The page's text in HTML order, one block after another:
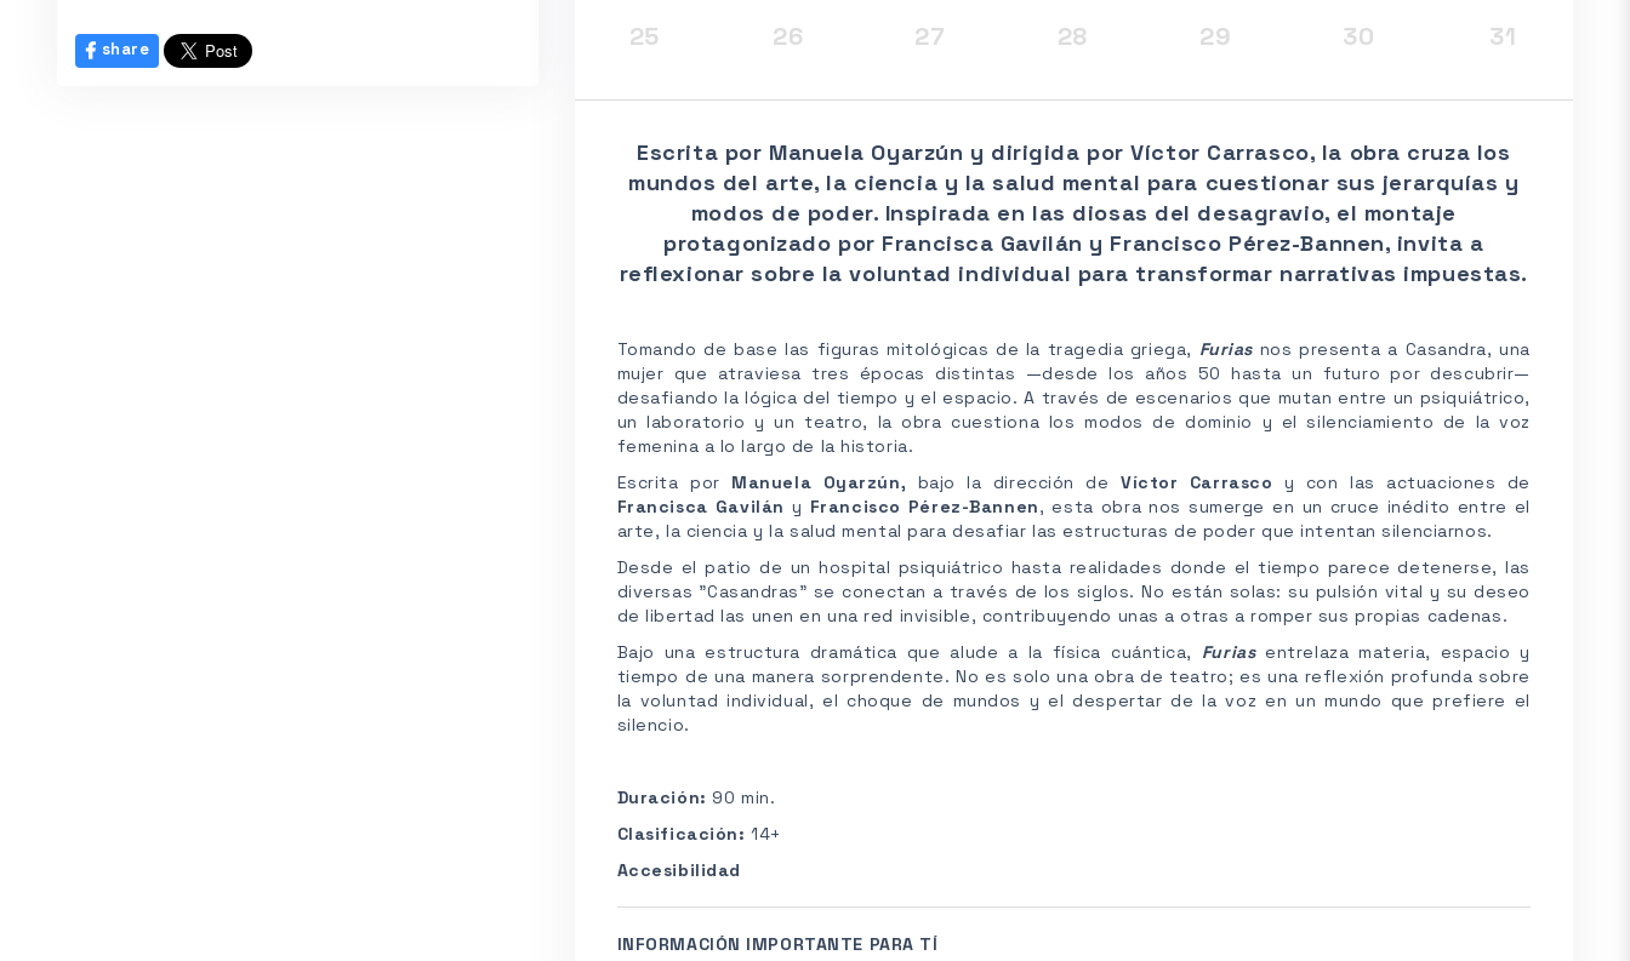
share 25 26 27 28 29 30 31
Escrita por Manuela Oyarzún y dirigida por Víctor Carrasco, la obra cruza los
mundos del arte, la ciencia y la salud mental para cuestionar sus jerarquías y
modos de poder. Inspirada en las diosas del desagravio, el montaje
protagonizado por Francisca Gavilán y Francisco Pérez-Bannen, invita a
reflexionar sobre la voluntad individual para transformar narrativas impuestas.
Tomando de base las figuras mitológicas de la tragedia griega, Furiasnos presenta a Casandra, una
mujer que atraviesa tres épocas distintas —desde los años 50 hasta un futuro por descubrir—
desafiando la lógica del tiempo y el espacio. A través de escenarios que mutan entre un psiquiátrico,
un laboratorio y un teatro, la obra cuestiona los modos de dominio y el silenciamiento de la voz
femenina a lo largo de la historia.
Escrita por Manuela Oyarzún, bajo la dirección deVíctor Carrasco y con las actuaciones de
Francisca Gavilán y Francisco Pérez-Bannen, esta obra nos sumerge en un cruce inédito entre el
arte, la ciencia y la salud mental para desafiar las estructuras de poder que intentan silenciarnos.
Desde el patio de un hospital psiquiátrico hasta realidades donde el tiempo parece detenerse, las
diversas "Casandras" se conectan a través de los siglos. No están solas: su pulsión vital y su deseo
de libertad las unen en una red invisible, contribuyendo unas a otras a romper sus propias cadenas.
Bajo una estructura dramática que alude a la física cuántica, Furiasentrelaza materia, espacio y
tiempo de una manera sorprendente. No es solo una obra de teatro; es una reflexión profunda sobre
la voluntad individual, el choque de mundos y el despertar de la voz en un mundo que prefiere el
silencio.
Duración: 90 min.
Clasificación: 14+
Accesibilidad
INFORMACIÓN IMPORTANTE PARA TÍ